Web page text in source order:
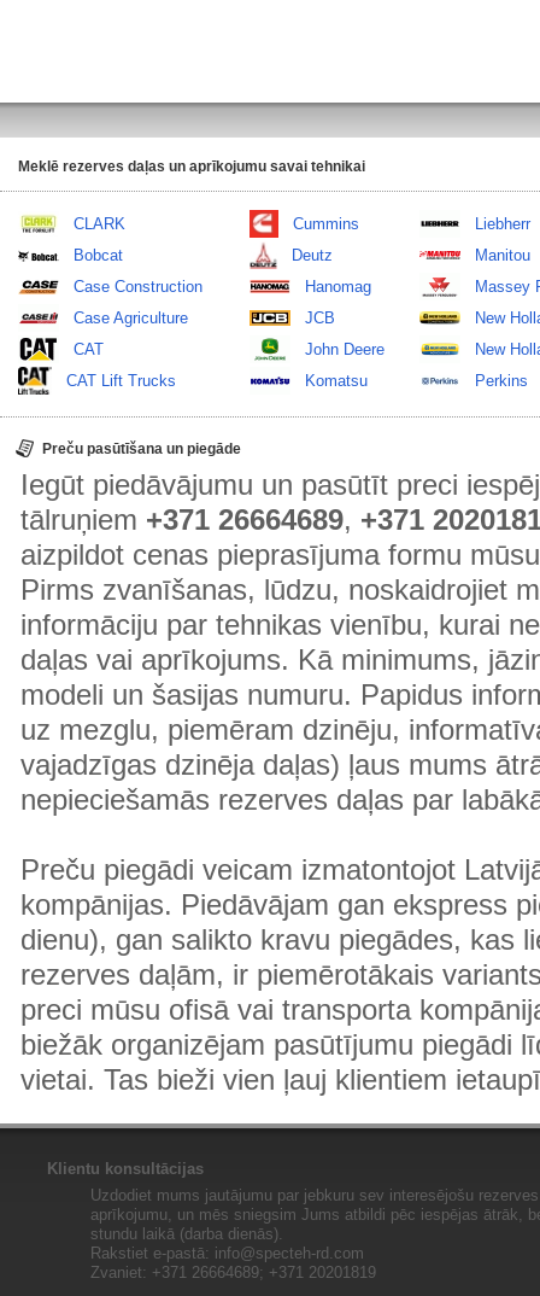
Meklē rezerves daļas un aprīkojumu savai tehnikai
CLARK
Bobcat
Case Construction
Case Agriculture
CAT
CAT Lift Trucks
Cummins
Deutz
Hanomag
JCB
John Deere
Komatsu
Liebherr
Manitou
Massey
New
New
Perkins
Preču pasūtīšana un piegāde
Iegūt piedāvājumu un pasūtīt preci
tālruņiem +371 26664689, +371
aizpildot cenas pieprasījuma formu
Pirms zvanīšanas, lūdzu, noskaidrojiet
informāciju par tehnikas vienību, kurai
daļas vai aprīkojums. Kā minimums,
modeli un šasijas numuru. Papidus
uz mezglu, piemēram dzinēju,
vajadzīgas dzinēja daļas) ļaus mums
nepieciešamās rezerves daļas par
Preču piegādi veicam izmatontojot
kompānijas. Piedāvājam gan ekspress
dienu), gan salikto kravu piegādes, kas
rezerves daļām, ir piemērotākais
preci mūsu ofisā vai transporta
biežāk organizējam pasūtījumu piegādi
vietai. Tas bieži vien ļauj klientiem
Klientu konsultācijas
Uzdodiet mums jautājumu par jebkuru sev interesējošu
aprīkojumu, un mēs sniegsim Jums atbildi pēc iespējas ātrāk,
stundu laikā (darba dienās).
Rakstiet e-pastā: info@specteh-rd.com
Zvaniet: +371 26664689; +371 20201819